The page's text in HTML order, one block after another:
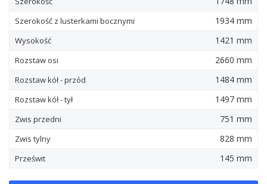
Szerokość z lusterkami bocznymi 1934 mm
Wysokość 1421 mm
Rozstaw osi 2660 mm
Rozstaw kół - przód 1484 mm
Rozstaw kół - tył 1497 mm
Zwis przedni 751 mm
Zwis tylny 828 mm
Prześwit 145 mm